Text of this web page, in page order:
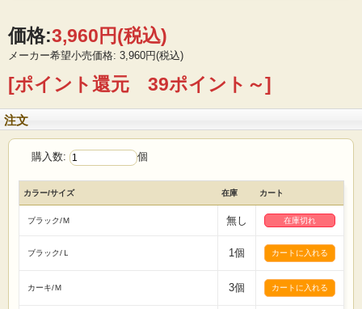
価格:3,960円(税込)
メーカー希望小売価格: 3,960円(税込)
[ポイント還元 39ポイント～]
注文
購入数: 個
カラー/サイズ 在庫 カート
ブラック/Ｍ 無し 在庫切れ
ブラック/Ｌ 1個
カーキ/Ｍ 3個